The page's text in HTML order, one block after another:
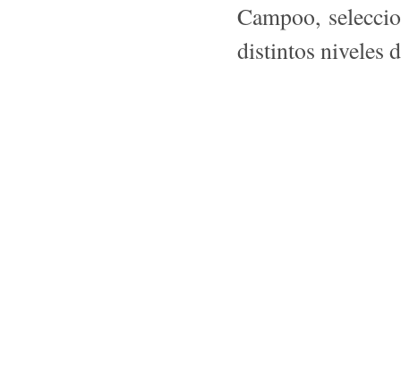
Campoo,
distintos niveles